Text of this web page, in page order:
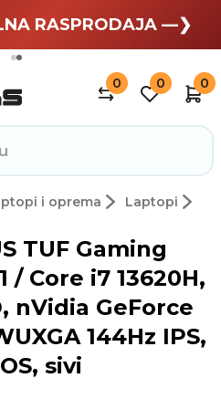
odmor —❯
RASPRODAJA —❯
0 0 0
i oprema Laptopi
TUF Gaming
/ Core i7 13620H,
nVidia GeForce
144Hz IPS,
sivi